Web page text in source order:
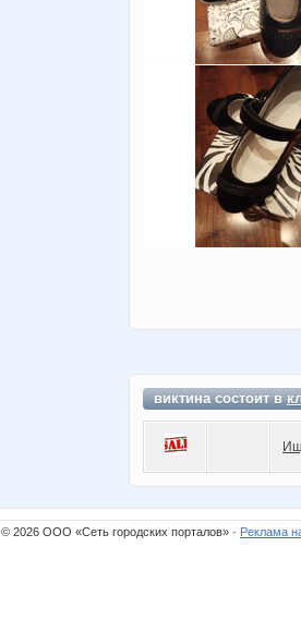
виктина состоит в
© 2026 ООО «Сеть городских порталов» · Реклама